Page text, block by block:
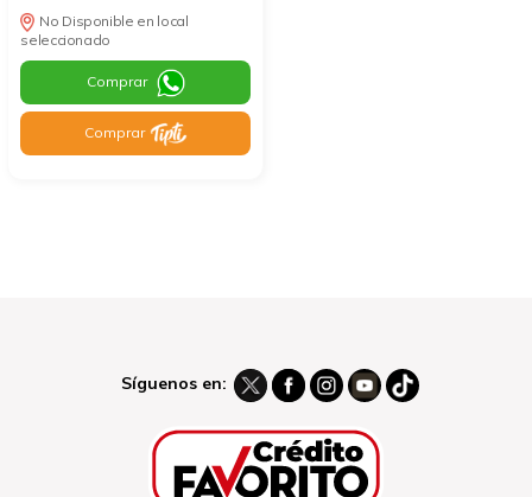
No Disponible en local
seleccionado
Comprar
Comprar
Síguenos en: